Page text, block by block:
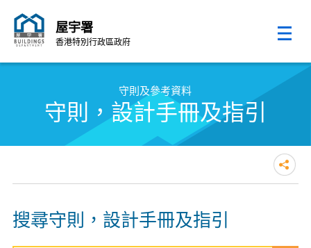
屋宇署
香港特別行政區政府
守則及參考資料
守則，設計手冊及指引
搜尋守則，設計手冊及指引